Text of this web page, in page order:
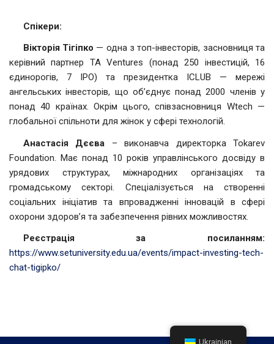
Спікери:
Вікторія Тігіпко — одна з топ-інвесторів, засновниця та
керівний партнер TA Ventures (понад 250 інвестицій, 16
єдинорогів, 7 IPO) та президентка ICLUB — мережі
ангельських інвесторів, що об’єднує понад 2000 членів у
понад 40 країнах. Окрім цього, співзасновниця Wtech —
глобальної спільноти для жінок у сфері технологій.
Анастасія Дєєва – виконавча директорка Tokarev
Foundation. Має понад 10 років управлінського досвіду в
урядових структурах, міжнародних організаціях та
громадському секторі. Спеціалізується на створенні
соціальних ініціатив та впровадженні інновацій в сфері
охорони здоров’я та забезпечення рівних можливостях.
Реєстрація за посиланням:
https://www.setuniversity.edu.ua/events/impact-investing-tech-
chat-tigipko/
Ukrainian